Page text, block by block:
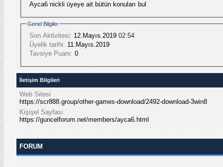
Ayca6 nickli üyeye ait bütün konuları bul
Genel Bilgiler
Son Aktivitesi: 12.Mayıs.2019 02:54
Üyelik tarihi: 11.Mayıs.2019
Tavsiye Puanı: 0
İletişim Bilgileri
Web Sitesi
https://scr888.group/other-games-download/2492-download-3win8
Kişişel Sayfası
https://guncelforum.net/members/ayca6.html
FORUM